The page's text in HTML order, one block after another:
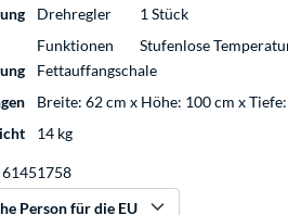
Drehregler
1 Stück
Funktionen
Stufenlose
Fettauffangschale
Breite: 62 cm x Höhe: 100 cm x
14 kg
61451758
Person für die EU